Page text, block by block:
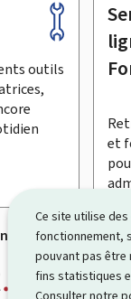
Ce site utilise
fonctionnement,
pouvant pas être
fins statistiques
outils
et
actualités de
Guichet.lu est
démarches